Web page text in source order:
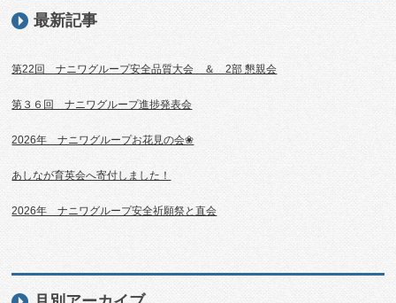
最新記事
第22回 ナニワグループ安全品質大会 ＆ 2部 懇親会
第３６回 ナニワグループ進捗発表会
2026年 ナニワグループお花見の会❀
あしなが育英会へ寄付しました！
2026年 ナニワグループ安全祈願祭と直会